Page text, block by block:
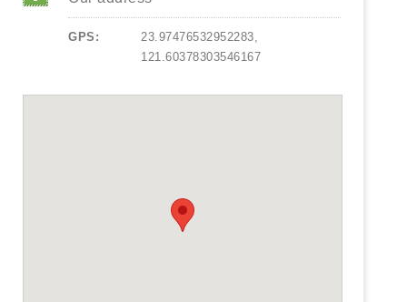
GPS:
23.97476532952283,
121.60378303546167